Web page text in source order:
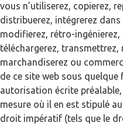
vous n’utiliserez, copierez,
distribuerez, intégrerez
modifierez, rétro-
téléchargerez, transmettrez,
marchandiserez ou
de ce site web sous
autorisation écrite
mesure où il en est stipulé
droit impératif (tels que le